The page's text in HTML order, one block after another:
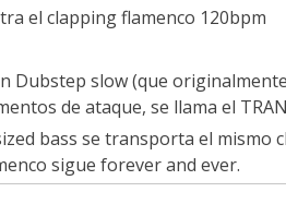
el clapping flamenco 120bpm
Dubstep slow (que
de ataque, se llama el
bass se transporta el mismo
sigue forever and ever.